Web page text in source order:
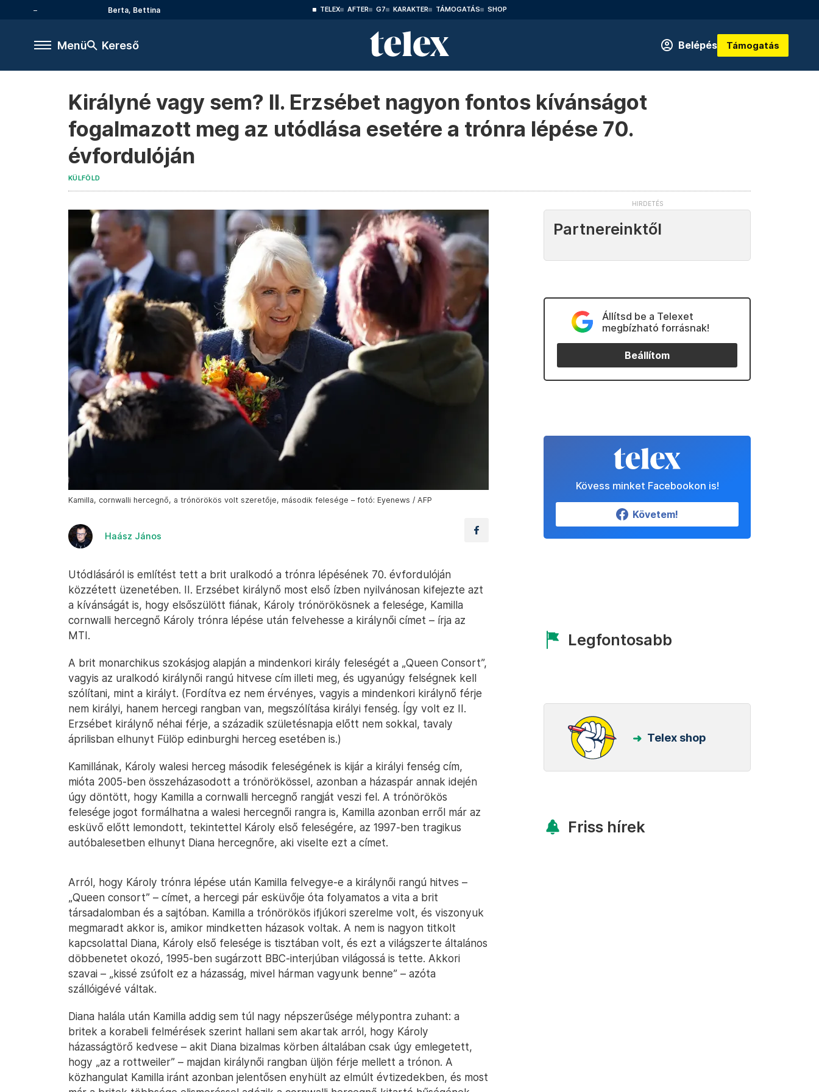
Berta, Bettina TELEX AFTER G7 KARAKTER TÁMOGATÁS SHOP
Menü Kereső Belépés Támogatás
Királyné vagy sem? II. Erzsébet nagyon fontos kívánságot
fogalmazott meg az utódlása esetére a trónra lépése 70.
évfordulóján
KÜLFÖLD
Kamilla, cornwalli hercegnő, a trónörökös volt szeretője, második felesége – fotó: Eyenews / AFP
Haász János
Utódlásáról is említést tett a brit uralkodó a trónra lépésének 70. évfordulóján
közzétett üzenetében. II. Erzsébet királynő most első ízben nyilvánosan kifejezte azt
a kívánságát is, hogy elsőszülött fiának, Károly trónörökösnek a felesége, Kamilla
cornwalli hercegnő Károly trónra lépése után felvehesse a királynői címet – írja az
MTI.
A brit monarchikus szokásjog alapján a mindenkori király feleségét a „Queen Consort”,
vagyis az uralkodó királynői rangú hitvese cím illeti meg, és ugyanúgy felségnek kell
szólítani, mint a királyt. (Fordítva ez nem érvényes, vagyis a mindenkori királynő férje
nem királyi, hanem hercegi rangban van, megszólítása királyi fenség. Így volt ez II.
Erzsébet királynő néhai férje, a századik születésnapja előtt nem sokkal, tavaly
áprilisban elhunyt Fülöp edinburghi herceg esetében is.)
Kamillának, Károly walesi herceg második feleségének is kijár a királyi fenség cím,
mióta 2005-ben összeházasodott a trónörökössel, azonban a házaspár annak idején
úgy döntött, hogy Kamilla a cornwalli hercegnő rangját veszi fel. A trónörökös
felesége jogot formálhatna a walesi hercegnői rangra is, Kamilla azonban erről már az
esküvő előtt lemondott, tekintettel Károly első feleségére, az 1997-ben tragikus
autóbalesetben elhunyt Diana hercegnőre, aki viselte ezt a címet.
Arról, hogy Károly trónra lépése után Kamilla felvegye-e a királynői rangú hitves –
„Queen consort” – címet, a hercegi pár esküvője óta folyamatos a vita a brit
társadalomban és a sajtóban. Kamilla a trónörökös ifjúkori szerelme volt, és viszonyuk
megmaradt akkor is, amikor mindketten házasok voltak. A nem is nagyon titkolt
kapcsolattal Diana, Károly első felesége is tisztában volt, és ezt a világszerte általános
döbbenetet okozó, 1995-ben sugárzott BBC-interjúban világossá is tette. Akkori
szavai – „kissé zsúfolt ez a házasság, mivel hárman vagyunk benne” – azóta
szállóigévé váltak.
Diana halála után Kamilla addig sem túl nagy népszerűsége mélypontra zuhant: a
britek a korabeli felmérések szerint hallani sem akartak arról, hogy Károly
házasságtörő kedvese – akit Diana bizalmas körben általában csak úgy emlegetett,
hogy „az a rottweiler” – majdan királynői rangban üljön férje mellett a trónon. A
közhangulat Kamilla iránt azonban jelentősen enyhült az elmúlt évtizedekben, és most
Partnereinktől
Állítsd be a Telexet
megbízható forrásnak!
Beállítom
Kövess minket Facebookon is!
Követem!
Legfontosabb
Telex shop
Friss hírek